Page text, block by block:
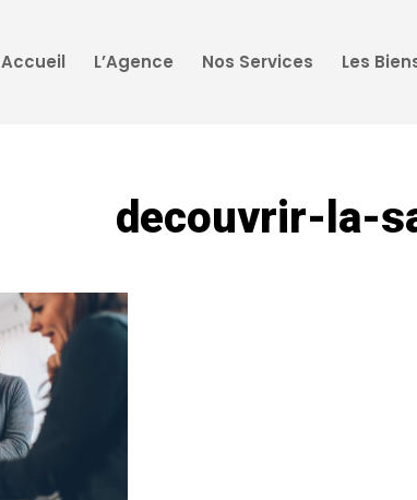
Accueil L’Agence Nos Services Les
decouvrir-la-